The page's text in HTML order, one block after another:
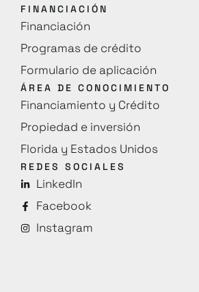
FINANCIACIÓN
Financiación
Programas de crédito
Formulario de aplicación
ÁREA DE CONOCIMIENTO
Financiamiento y Crédito
Propiedad e inversión
Florida y Estados Unidos
REDES SOCIALES
LinkedIn
Facebook
Instagram